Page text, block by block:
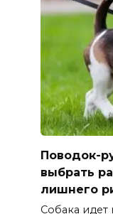
Поводок-
выбрать
лишнего
Собака идет